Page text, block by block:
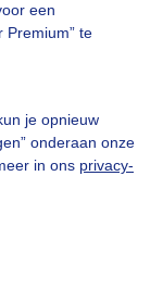
een
Premium” te
je opnieuw
onderaan onze
in ons privacy-